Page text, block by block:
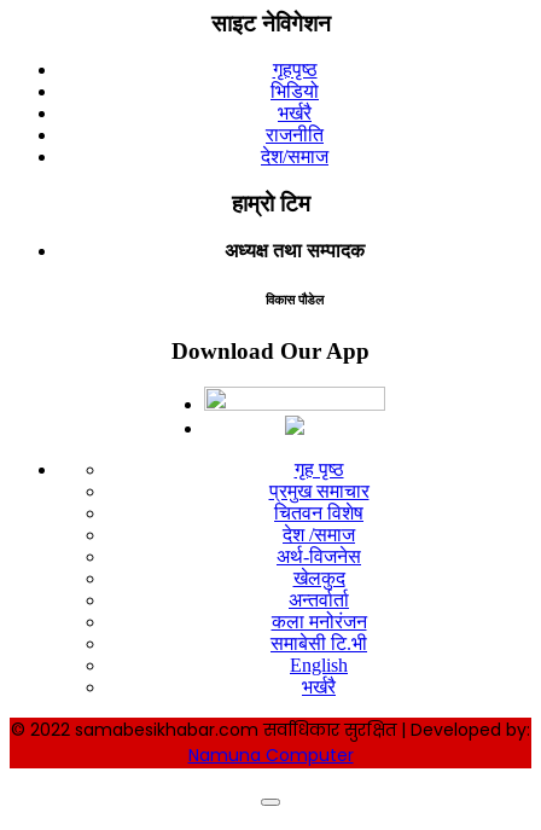
साइट नेविगेशन
गृहपृष्ठ
भिडियो
भर्खरै
राजनीति
देश/समाज
हाम्रो टिम
अध्यक्ष तथा सम्पादक
विकास पौडेल
Download Our App
गृह पृष्ठ
प्रमुख समाचार
चितवन विशेष
देश /समाज
अर्थ-विजनेस
खेलकुद
अन्तर्वार्ता
कला मनोरंजन
समाबेसी टि.भी
English
भर्खरै
© 2022 samabesikhabar.com सर्वाधिकार सुरक्षित | Developed by:
Namuna Computer